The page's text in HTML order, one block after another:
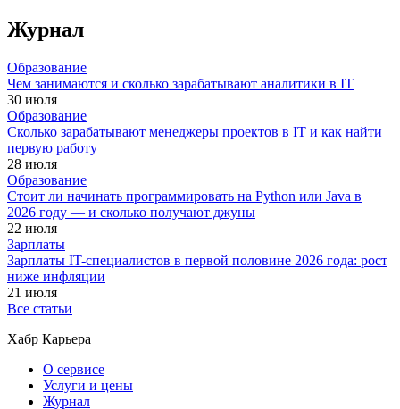
Журнал
Образование
Чем занимаются и сколько зарабатывают аналитики в IT
30 июля
Образование
Сколько зарабатывают менеджеры проектов в IT и как найти
первую работу
28 июля
Образование
Стоит ли начинать программировать на Python или Java в
2026 году — и сколько получают джуны
22 июля
Зарплаты
Зарплаты IT-специалистов в первой половине 2026 года: рост
ниже инфляции
21 июля
Все статьи
Хабр Карьера
О сервисе
Услуги и цены
Журнал